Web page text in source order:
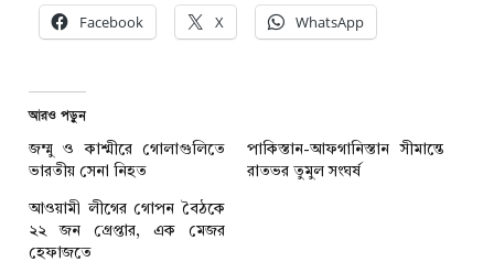
Facebook X WhatsApp
আরও পড়ুন
জম্মু ও কাশ্মীরে গোলাগুলিতে
ভারতীয় সেনা নিহত
পাকিস্তান-আফগানিস্তান সীমান্তে
রাতভর তুমুল সংঘর্ষ
আওয়ামী লীগের গোপন বৈঠকে
২২ জন গ্রেপ্তার, এক মেজর
হেফাজতে